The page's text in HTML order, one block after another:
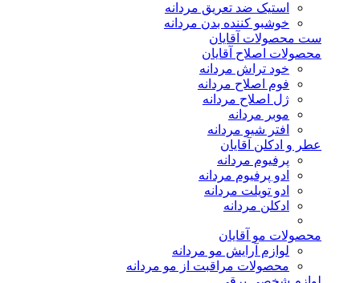
استیک ضد تعریق مردانه
خوشبو کننده بدن مردانه
ست محصولات آقایان
محصولات اصلاح آقایان
خود تراش مردانه
فوم اصلاح مردانه
ژل اصلاح مردانه
موبر مردانه
افتر شیو مردانه
عطر و ادکلن آقایان
پرفیوم مردانه
ادو پرفیوم مردانه
ادو تویلت مردانه
ادکلن مردانه
محصولات مو آقایان
لوازم آرایش مو مردانه
محصولات مراقبت از مو مردانه